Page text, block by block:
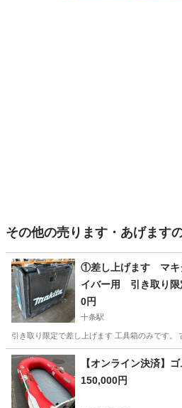
その他の売ります・あげます
①差し上げます マキ
イバー用 引き取り限
0円
十条駅
引き取り限定で差し上げます 工具箱のみです
京都 京都市 十条駅 その他 工
【オンライン決済】
150,000円